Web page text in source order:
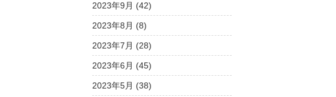
2023年9月 (42)
2023年8月 (8)
2023年7月 (28)
2023年6月 (45)
2023年5月 (38)